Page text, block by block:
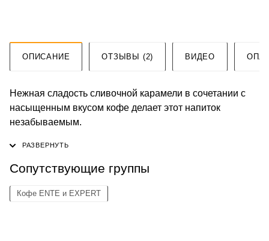
ОПИСАНИЕ ОТЗЫВЫ (2) ВИДЕО
Нежная сладость сливочной карамели в сочетании с
насыщенным вкусом кофе делает этот напиток
незабываемым.
Сопутствующие группы
Кофе ENTE и EXPERT